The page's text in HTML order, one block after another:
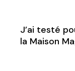
J’ai testé
la Maison